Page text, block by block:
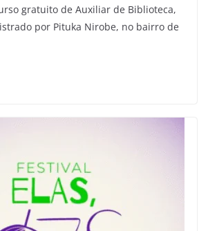
gratuito de Auxiliar de Biblioteca,
por Pituka Nirobe, no bairro de